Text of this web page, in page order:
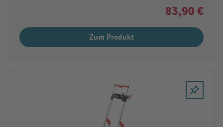
83,90 €
Zum Produkt